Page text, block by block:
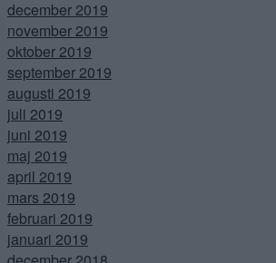
december 2019
november 2019
oktober 2019
september 2019
augusti 2019
juli 2019
juni 2019
maj 2019
april 2019
mars 2019
februari 2019
januari 2019